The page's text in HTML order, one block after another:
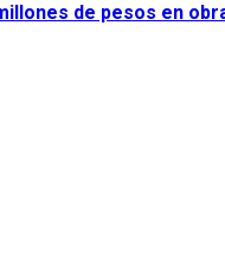
de pesos en